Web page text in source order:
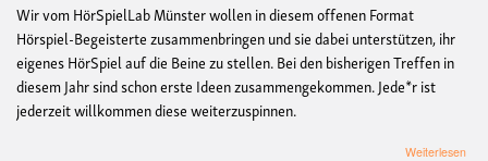
Wir vom HörSpielLab Münster wollen in diesem offenen Format
Hörspiel-Begeisterte zusammenbringen und sie dabei unterstützen, ihr
eigenes HörSpiel auf die Beine zu stellen. Bei den bisherigen Treffen in
diesem Jahr sind schon erste Ideen zusammengekommen. Jede*r ist
jederzeit willkommen diese weiterzuspinnen.
Weiterlesen